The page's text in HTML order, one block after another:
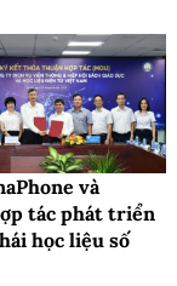
và
tác phát triển
học liệu số